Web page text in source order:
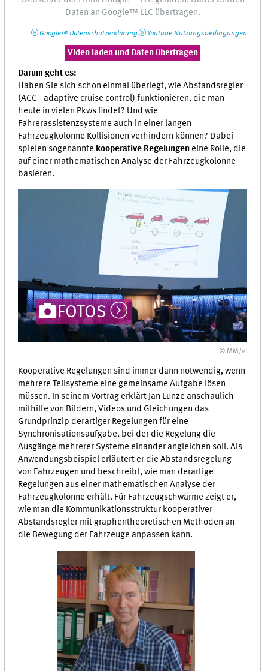
Daten an Google™ LLC übertragen.
Google™ Datenschutzerklärung Youtube Nutzungsbedingungen
Video laden und Daten übertragen
Darum geht es:
Haben Sie sich schon einmal überlegt, wie Abstandsregler
(ACC - adaptive cruise control) funktionieren, die man
heute in vielen Pkws findet? Und wie
Fahrerassistenzsysteme auch in einer langen
Fahrzeugkolonne Kollisionen verhindern können? Dabei
spielen sogenannte kooperative Regelungen eine Rolle, die
auf einer mathematischen Analyse der Fahrzeugkolonne
basieren.
FOTOS
© MM/vl
Kooperative Regelungen sind immer dann notwendig, wenn
mehrere Teilsysteme eine gemeinsame Aufgabe lösen
müssen. In seinem Vortrag erklärt Jan Lunze anschaulich
mithilfe von Bildern, Videos und Gleichungen das
Grundprinzip derartiger Regelungen für eine
Synchronisationsaufgabe, bei der die Regelung die
Ausgänge mehrerer Systeme einander angleichen soll. Als
Anwendungsbeispiel erläutert er die Abstandsregelung
von Fahrzeugen und beschreibt, wie man derartige
Regelungen aus einer mathematischen Analyse der
Fahrzeugkolonne erhält. Für Fahrzeugschwärme zeigt er,
wie man die Kommunikationsstruktur kooperativer
Abstandsregler mit graphentheoretischen Methoden an
die Bewegung der Fahrzeuge anpassen kann.